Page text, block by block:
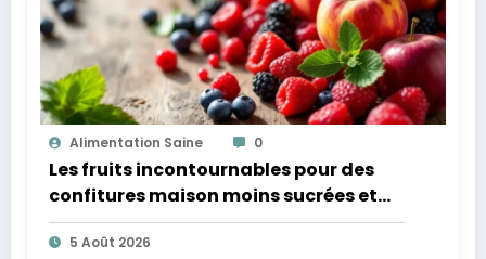
Alimentation Saine 0
Les fruits incontournables pour des
confitures maison moins sucrées et
plus légères
5 Août 2026